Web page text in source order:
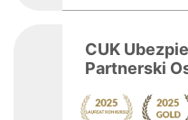
CUK
Partnerski